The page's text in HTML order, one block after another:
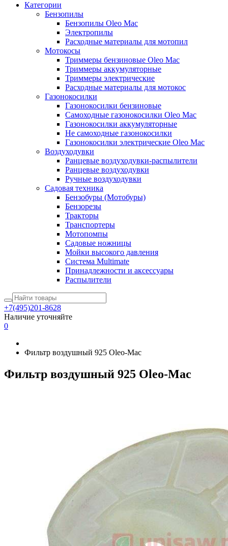
Категории
Бензопилы
Бензопилы Oleo Mac
Электропилы
Расходные материалы для мотопил
Мотокосы
Триммеры бензиновые Oleo Mac
Триммеры аккумуляторные
Триммеры электрические
Расходные материалы для мотокос
Газонокосилки
Газонокосилки бензиновые
Самоходные газонокосилки Oleo Mac
Газонокосилки аккумуляторные
Не самоходные газонокосилки
Газонокосилки электрические Oleo Mac
Воздуходувки
Ранцевые воздуходувки-распылители
Ранцевые воздуходувки
Ручные воздуходувки
Садовая техника
Бензобуры (Мотобуры)
Бензорезы
Тракторы
Транспортеры
Мотопомпы
Садовые ножницы
Мойки высокого давления
Система Multimate
Принадлежности и аксессуары
Распылители
+7(495)201-8628
Наличие уточняйте
0
Фильтр воздушный 925 Oleo-Мac
Фильтр воздушный 925 Oleo-Мac